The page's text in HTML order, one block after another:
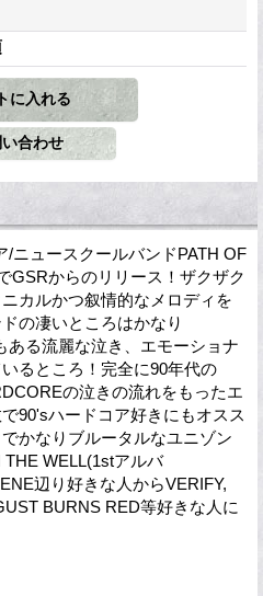
/ニュースクールバンドPATH OF
GSRからのリリース！ザクザク
カルかつ叙情的なメロディを
の凄いところはかなり
ある流麗な泣き、エモーショナ
るところ！完全に90年代の
の泣きの流れをもったエ
90'sハードコア好きにもオスス
かなりブルータルなユニゾン
WELL(1stアルバ
辺り好きな人からVERIFY,
BURNS RED等好きな人に